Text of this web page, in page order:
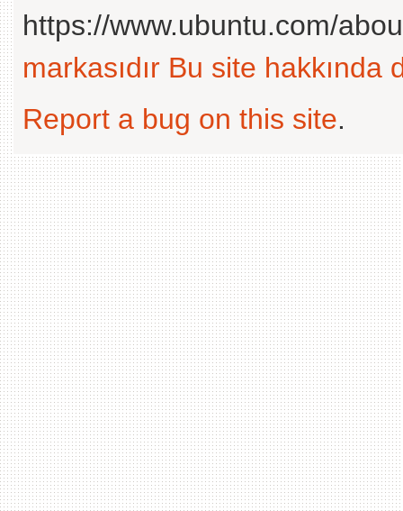
https://www.ubuntu.com/
markasıdır Bu site hakkında
Report a bug on this site.